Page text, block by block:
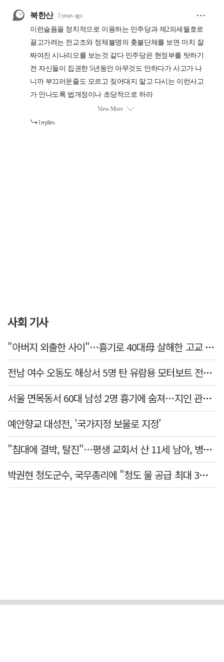
사회 기사
"아버지 외출한 사이"…흉기로 40대母 살해한 고교 자퇴생, 구속 기로에
전남 여수 오동도 해상서 5명 탄 유람용 모터보트 전복…2명 숨져
서울 면목동서 60대 남성 2명 흉기에 숨져…지인 관계로 추정
예안향교 대성전, '국가지정 보물로 지정'
"침대에 결박, 탈진"…평생 교회서 산 11세 남아, 병원 이송 끝 숨져
박권현 청도군수, 국무총리에 "청도 물 공급 최대 3만t 늘려달라"